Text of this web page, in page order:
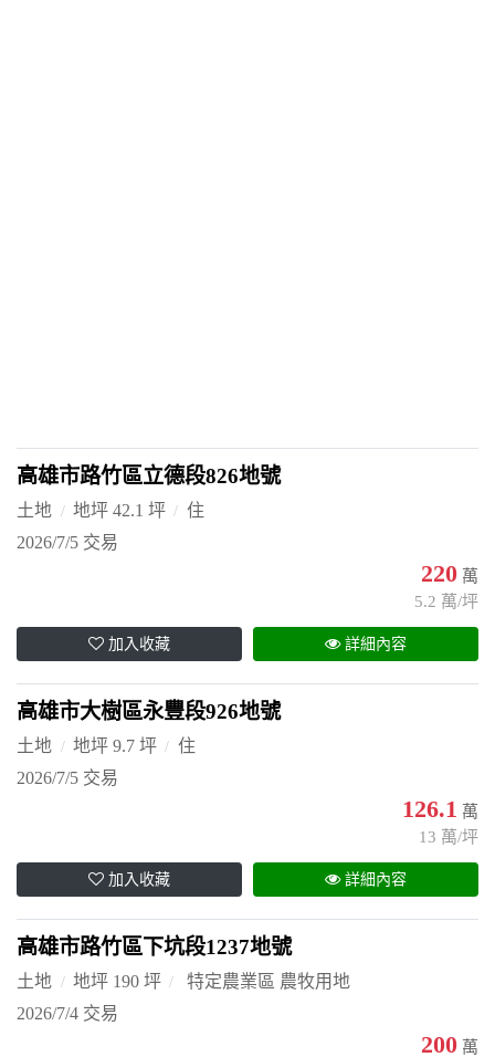
高雄市路竹區立德段826地號
土地 地坪 42.1 坪
住
2026/7/5 交易
220 萬
5.2 萬/坪
加入收藏 詳細內容
高雄市大樹區永豐段926地號
土地 地坪 9.7 坪
住
2026/7/5 交易
126.1 萬
13 萬/坪
加入收藏 詳細內容
高雄市路竹區下坑段1237地號
土地 地坪 190 坪
特定農業區 農牧用地
2026/7/4 交易
200 萬